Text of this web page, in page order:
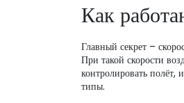
Как
Главный секрет –
При такой скорости
контролировать
типы.